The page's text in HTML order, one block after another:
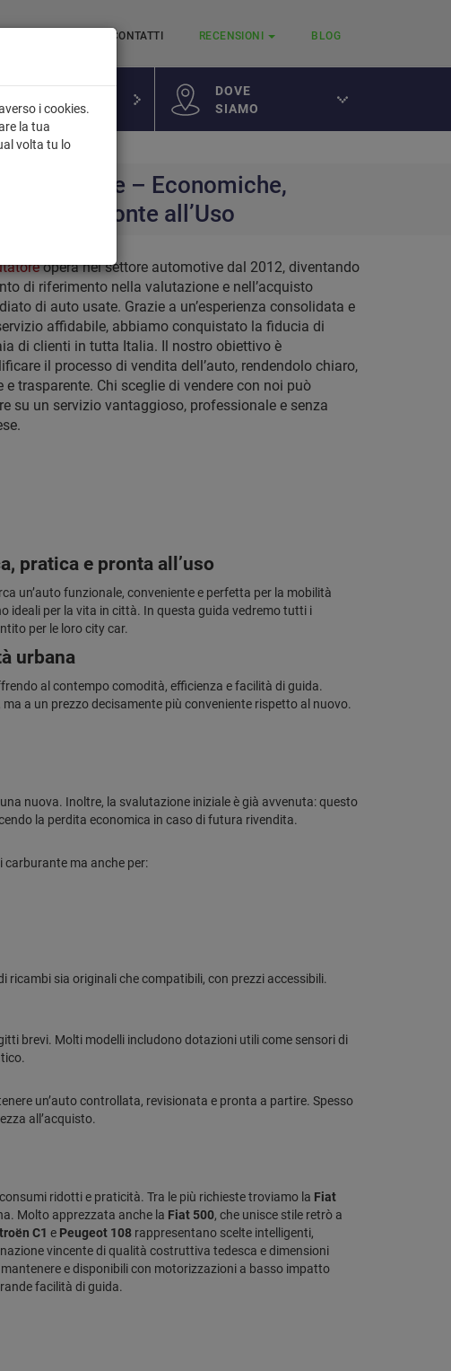
CONTATTI RECENSIONI BLOG
DOVE
SIAMO
Car Usate – Economiche,
e Pronte all’Uso
opera nel settore automotive dal 2012, diventando
di riferimento nella valutazione e nell’acquisto
di auto usate. Grazie a un’esperienza consolidata e
affidabile, abbiamo conquistato la fiducia di
di clienti in tutta Italia. Il nostro obiettivo è
il processo di vendita dell’auto, rendendolo chiaro,
e trasparente. Chi sceglie di vendere con noi può
su un servizio vantaggioso, professionale e senza
pratica e pronta all’uso
un’auto funzionale, conveniente e perfetta per la mobilità
ideali per la vita in città. In questa guida vedremo tutti i
per le loro city car.
urbana
al contempo comodità, efficienza e facilità di guida.
a un prezzo decisamente più conveniente rispetto al nuovo.
nuova. Inoltre, la svalutazione iniziale è già avvenuta: questo
la perdita economica in caso di futura rivendita.
carburante ma anche per:
sia originali che compatibili, con prezzi accessibili.
brevi. Molti modelli includono dotazioni utili come sensori di
un’auto controllata, revisionata e pronta a partire. Spesso
all’acquisto.
ridotti e praticità. Tra le più richieste troviamo la Fiat
Molto apprezzata anche la Fiat 500, che unisce stile retrò a
C1 e Peugeot 108rappresentano scelte intelligenti,
vincente di qualità costruttiva tedesca e dimensioni
e disponibili con motorizzazioni a basso impatto
facilità di guida.
i cookies.
la tua
volta tu lo